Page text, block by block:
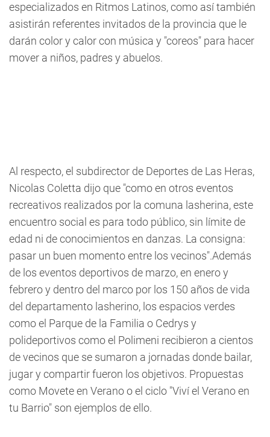
especializados en Ritmos Latinos, como así también
asistirán referentes invitados de la provincia que le
darán color y calor con música y "coreos" para hacer
mover a niños, padres y abuelos.
Al respecto, el subdirector de Deportes de Las Heras,
Nicolas Coletta dijo que "como en otros eventos
recreativos realizados por la comuna lasherina, este
encuentro social es para todo público, sin límite de
edad ni de conocimientos en danzas. La consigna:
pasar un buen momento entre los vecinos".Además
de los eventos deportivos de marzo, en enero y
febrero y dentro del marco por los 150 años de vida
del departamento lasherino, los espacios verdes
como el Parque de la Familia o Cedrys y
polideportivos como el Polimeni recibieron a cientos
de vecinos que se sumaron a jornadas donde bailar,
jugar y compartir fueron los objetivos. Propuestas
como Movete en Verano o el ciclo "Viví el Verano en
tu Barrio" son ejemplos de ello.